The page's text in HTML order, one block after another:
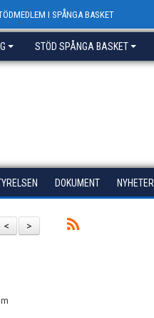
I SPÅNGA BASKET
STÖD SPÅNGA BASKET
DOKUMENT NYHETER
>
<